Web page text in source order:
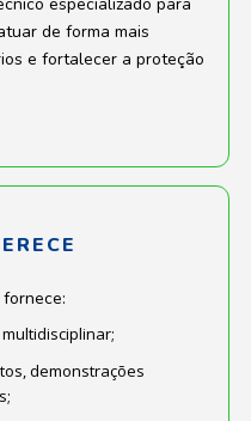
de forma mais
e fortalecer a proteção
demonstrações